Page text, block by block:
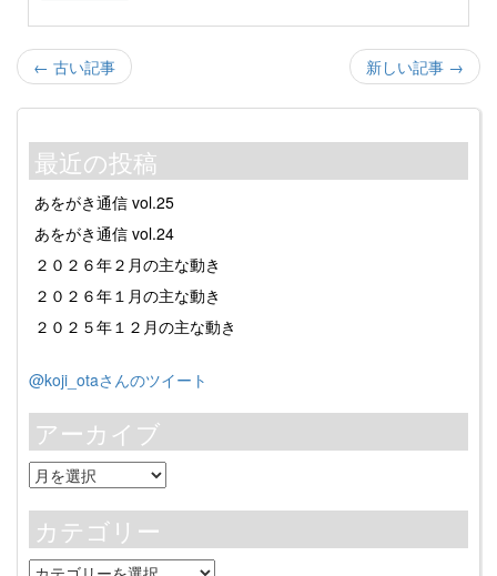
← 古い記事 新しい記事 →
最近の投稿
あをがき通信 vol.25
あをがき通信 vol.24
２０２６年２月の主な動き
２０２６年１月の主な動き
２０２５年１２月の主な動き
@koji_otaさんのツイート
アーカイブ
ア
ー
カ
イ
ブ
カテゴリー
カ